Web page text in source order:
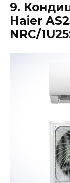
9.
Haier
NRC/